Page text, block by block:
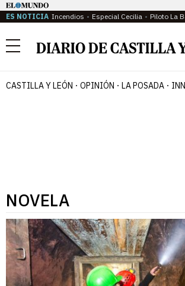
ES NOTICIA Incendios Especial Cecilia Piloto La
Menú
CASTILLA Y LEÓN OPINIÓN LA POSADA
NOVELA